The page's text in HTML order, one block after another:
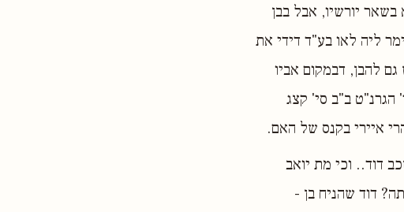
בשאר יורשיו, אבל בבן
ליה לאו בע"ד דידי את
להבן, דבמקום אביו
הגרנ"ט ב"ב סי' קצג
איירי בקנס של האם.
דוד.. וכי מת יואב
דוד שהניח בן -